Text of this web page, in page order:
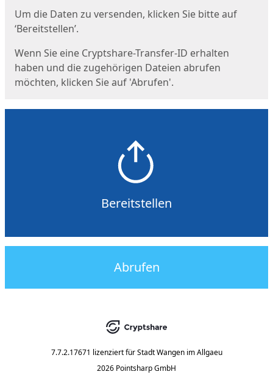
Um die Daten zu versenden, klicken Sie bitte auf
‘Bereitstellen’.
Wenn Sie eine Cryptshare-Transfer-ID erhalten
haben und die zugehörigen Dateien abrufen
möchten, klicken Sie auf 'Abrufen'.
Bereitstellen
Abrufen
7.7.2.17671 lizenziert für Stadt Wangen im Allgaeu
2026 Pointsharp GmbH